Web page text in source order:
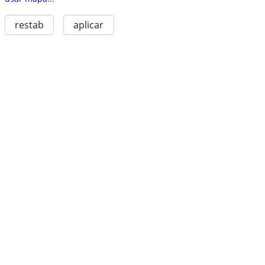
restab aplicar